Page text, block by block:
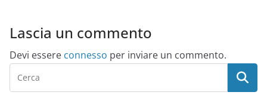
Lascia un commento
Devi essere connesso per inviare un commento.